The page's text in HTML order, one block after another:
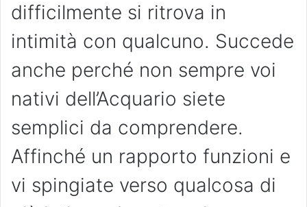
difficilmente si ritrova in
intimità con qualcuno. Succede
anche perché non sempre voi
nativi dell’Acquario siete
semplici da comprendere.
Affinché un rapporto funzioni e
vi spingiate verso qualcosa di